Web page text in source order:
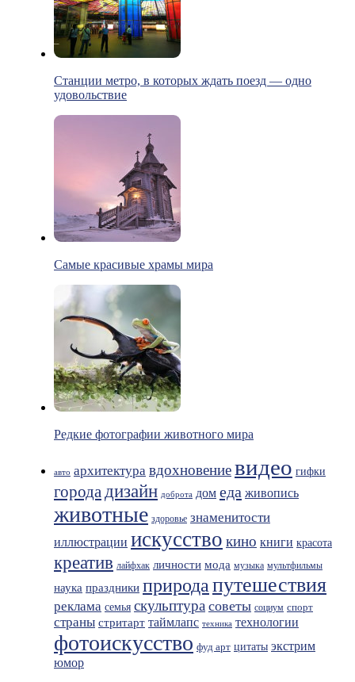
Станции метро, в которых ждать поезд — одно
удовольствие
Самые красивые храмы мира
Редкие фотографии животного мира
авто архитектура вдохновениевидео гифки
городадизайн доброта дом еда живопись
животные здоровье знаменитости
иллюстрации искусство кино книги красота
креатив лайфхак личности мода музыка мультфильмы
наука праздники природапутешествия
реклама семья скульптура советы социум спорт
страны стритарт таймлапс техника технологии
фотоискусство фуд арт цитаты экстрим
юмор